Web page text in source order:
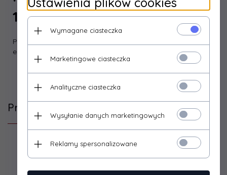
170mm
Pędzel ławkowiec do malowania farbami akrylowymi,
emulsjami.
Produkty, które mogą Cię zainteresować
Wymagane ciasteczka
Marketingowe ciasteczka
Analityczne ciasteczka
Wysyłanie danych marketingowych
Reklamy spersonalizowane